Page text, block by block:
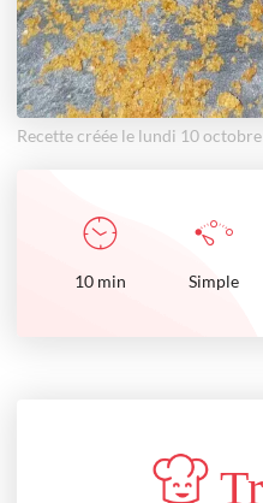
Recette créée le lundi 10
10 min Simple